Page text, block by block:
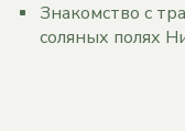
Знакомство с
соляных полях